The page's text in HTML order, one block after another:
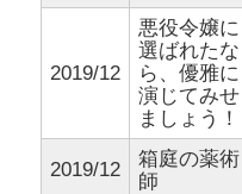
2019/12
悪役令嬢に
選ばれたな
ら、優雅に
演じてみせ
ましょう！
2019/12
箱庭の薬術
師